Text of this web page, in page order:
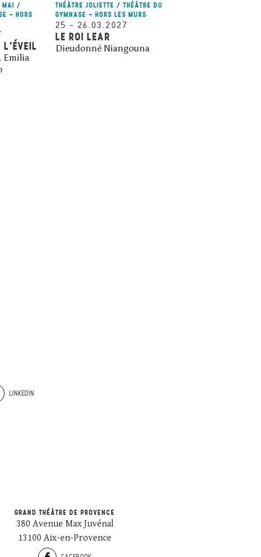
MAI /
- HORS
Emilia
THÉÂTRE JOLIETTE / THÉÂTRE DU
GYMNASE - HORS LES MURS
25 – 26.03.2027
LE ROI LEAR
Dieudonné Niangouna
LINKEDIN
GRAND THÉÂTRE DE PROVENCE
380 Avenue Max Juvénal
13100 Aix-en-Provence